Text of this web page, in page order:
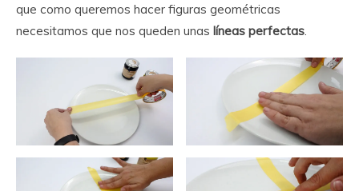
que como queremos hacer figuras geométricas
necesitamos que nos queden unas líneas perfectas